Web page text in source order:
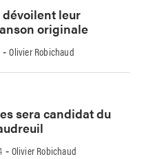
dévoilent leur
originale
-Olivier Robichaud
sera candidat du
- Olivier Robichaud